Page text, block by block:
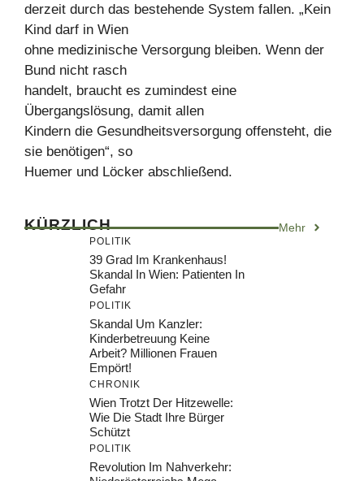
derzeit durch das bestehende System fallen. „Kein
Kind darf in Wien
ohne medizinische Versorgung bleiben. Wenn der
Bund nicht rasch
handelt, braucht es zumindest eine
Übergangslösung, damit allen
Kindern die Gesundheitsversorgung offensteht, die
sie benötigen“, so
Huemer und Löcker abschließend.
KÜRZLICH Mehr
POLITIK
39 Grad Im Krankenhaus!
Skandal In Wien: Patienten In
Gefahr
POLITIK
Skandal Um Kanzler:
Kinderbetreuung Keine
Arbeit? Millionen Frauen
Empört!
CHRONIK
Wien Trotzt Der Hitzewelle:
Wie Die Stadt Ihre Bürger
Schützt
POLITIK
Revolution Im Nahverkehr: